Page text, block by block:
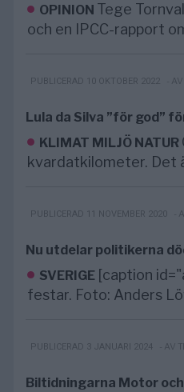
OPINION Tege
och en IPCC-rapport
PUBLICERAD 10 OKTOBER 2022 -
Lula da Silva ”för god”
KLIMAT MILJÖ NATUR
kvardatkilometer. Det
PUBLICERAD 11 NOVEMBER 2020 -
Nu utdelar politikerna
SVERIGE [caption
festar. Foto: Anders
PUBLICERAD 3 JANUARI 2024 - AV
Biltidningarna Motor